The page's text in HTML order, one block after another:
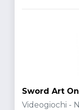
Sword Art
Videogiochi -